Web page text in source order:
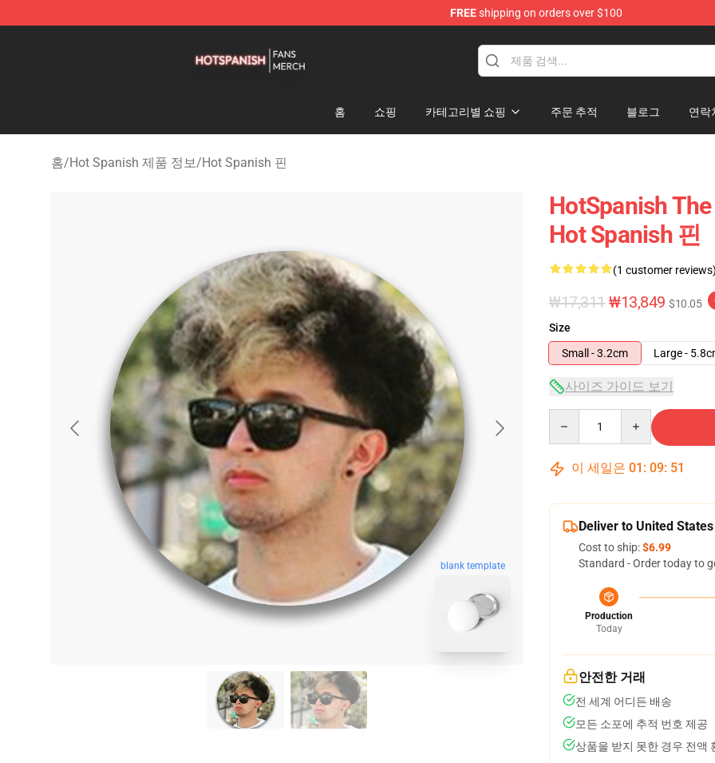
FREEshipping on orders over $100
홈 쇼핑 카테고리별 쇼핑 주문 추적 블로그 연락
홈/Hot Spanish 제품 정보/Hot Spanish 핀
blank template
HotSpanish
Hot Spanish 핀
(1 customer reviews)
₩17,311 ₩13,849 $10.05
Size
Small - 3.2cm
Large -
사이즈 가이드 보기
이 세일은 01 : 09: 51
Deliver to United States
Cost to ship:$6.99
Standard - Order today to
Production
Today
안전한 거래
전 세계 어디든 배송
모든 소포에 추적 번호 제공
상품을 받지 못한 경우 전액